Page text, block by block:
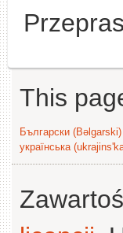
This
Български (Bəlgarski)
українська